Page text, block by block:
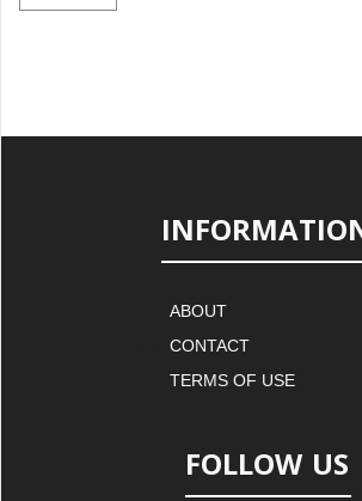
ABOUT
CONTACT
TERMS OF USE
FOLLOW US